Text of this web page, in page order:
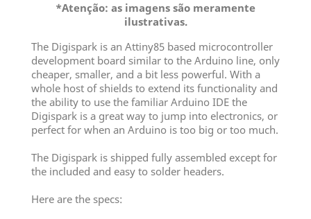
*Atenção: as imagens são meramente
ilustrativas.
The Digispark is an Attiny85 based microcontroller
development board similar to the Arduino line, only
cheaper, smaller, and a bit less powerful. With a
whole host of shields to extend its functionality and
the ability to use the familiar Arduino IDE the
Digispark is a great way to jump into electronics, or
perfect for when an Arduino is too big or too much.
The Digispark is shipped fully assembled except for
the included and easy to solder headers.
Here are the specs: